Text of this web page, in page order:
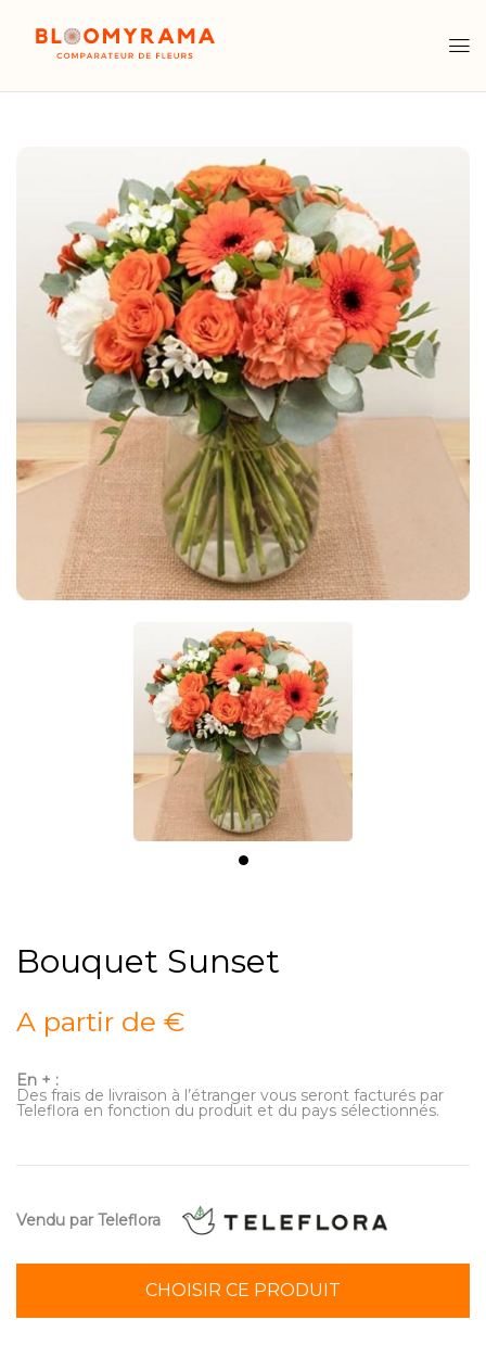
Bouquet Sunset
A partir de €
En + :
Des frais de livraison à l’étranger vous seront facturés par
Teleflora en fonction du produit et du pays sélectionnés.
Vendu par Teleflora
CHOISIR CE PRODUIT